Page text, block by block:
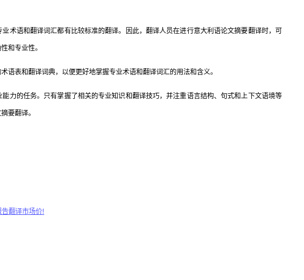
术语和翻译词汇都有比较标准的翻译。因此，翻译人员在进行意大利语论文摘要翻译时，可
和专业性。
表和翻译词典，以便更好地掌握专业术语和翻译词汇的用法和含义。
的任务。只有掌握了相关的专业知识和翻译技巧，并注重语言结构、句式和上下文语境等
要翻译。
翻译市场价!